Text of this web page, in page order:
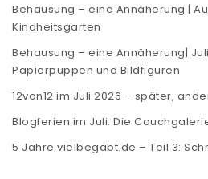
Behausung – eine Annäherung |
Kindheitsgarten
Behausung – eine Annäherung|
Papierpuppen und Bildfiguren
12von12 im Juli 2026 – später,
Blogferien im Juli: Die
5 Jahre vielbegabt.de – Teil 3: